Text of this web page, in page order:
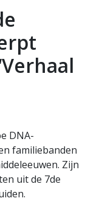
DNA-
familiebanden
Zijn
uit de 7de